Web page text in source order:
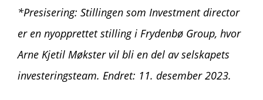
*Presisering: Stillingen som Investment director
er en nyopprettet stilling i Frydenbø Group, hvor
Arne Kjetil Møkster vil bli en del av selskapets
investeringsteam. Endret: 11. desember 2023.